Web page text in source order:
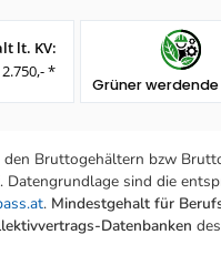
lt. KV:
*
Grüner
Bruttogehältern bzw
sind die
. Mindestgehalt für
Datenbanken des